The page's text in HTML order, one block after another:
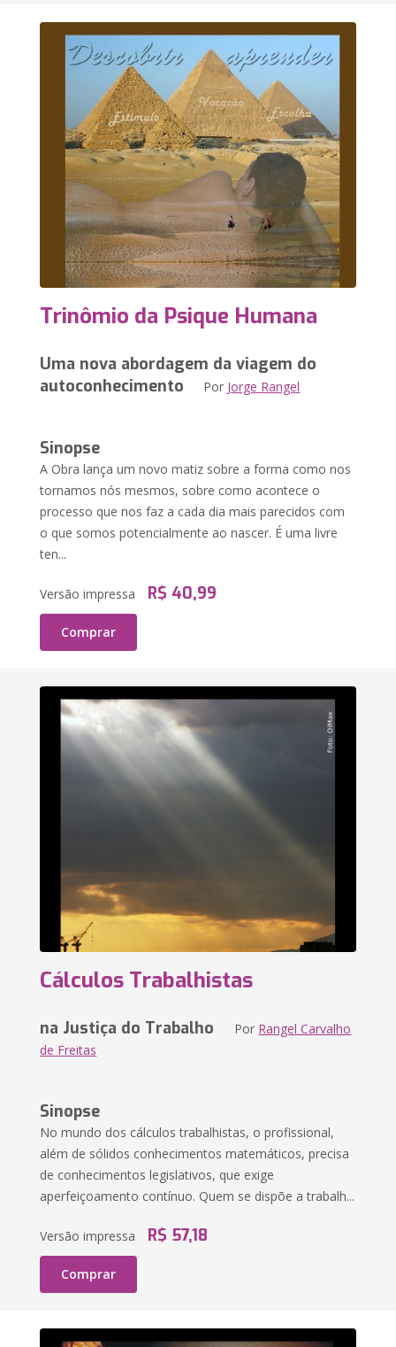
Trinômio da Psique Humana
Uma nova abordagem da viagem do
autoconhecimento Por Jorge Rangel
Sinopse
A Obra lança um novo matiz sobre a forma como nos
tornamos nós mesmos, sobre como acontece o
processo que nos faz a cada dia mais parecidos com
o que somos potencialmente ao nascer. É uma livre
ten...
Versão impressa R$ 40,99
Comprar
Cálculos Trabalhistas
na Justiça do Trabalho Por Rangel Carvalho
de Freitas
Sinopse
No mundo dos cálculos trabalhistas, o profissional,
além de sólidos conhecimentos matemáticos, precisa
de conhecimentos legislativos, que exige
aperfeiçoamento contínuo. Quem se dispõe a trabalh...
Versão impressa R$ 57,18
Comprar